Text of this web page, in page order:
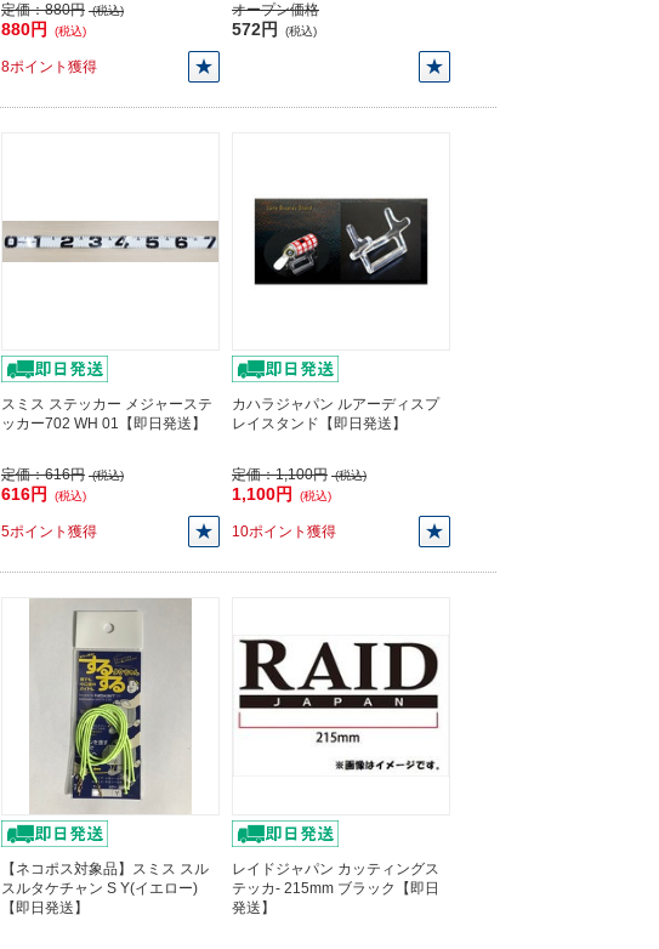
定価：880円 (税込)
880円 (税込)
8ポイント獲得
オープン価格
572円 (税込)
スミス ステッカー メジャーステ
ッカー702 WH 01【即日発送】
定価：616円 (税込)
616円 (税込)
5ポイント獲得
カハラジャパン ルアーディスプ
レイスタンド【即日発送】
定価：1,100円 (税込)
1,100円 (税込)
10ポイント獲得
【ネコポス対象品】スミス スル
スルタケチャン S Y(イエロー)
【即日発送】
レイドジャパン カッティングス
テッカ- 215mm ブラック【即日
発送】